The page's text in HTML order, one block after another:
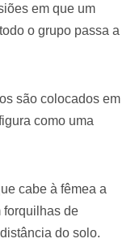
em que um
o grupo passa a
são colocados em
como uma
cabe à fêmea a
forquilhas de
do solo.